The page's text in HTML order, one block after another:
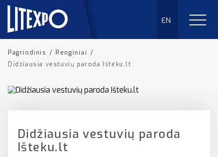
EN
Pagrindinis / Renginiai /
Didžiausia vestuvių paroda Išteku.lt
Didžiausia vestuvių paroda
Išteku.lt